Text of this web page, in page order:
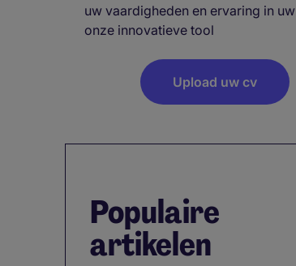
uw vaardigheden en ervaring in
onze innovatieve tool
Upload uw cv
Populaire
artikelen